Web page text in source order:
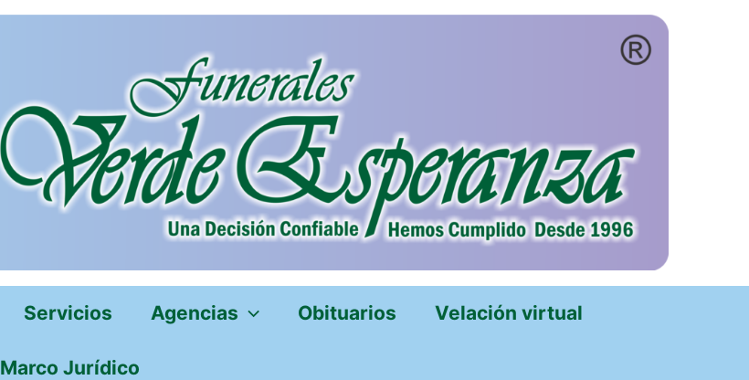
Servicios Agencias Obituarios Velación virtual
Marco Jurídico